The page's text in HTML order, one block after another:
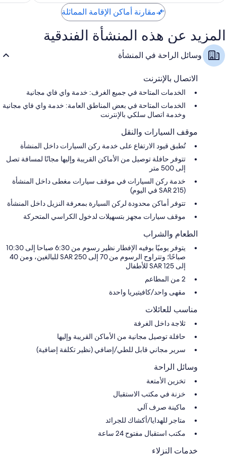
مقارنة أماكن الإقامة المماثلة
المزيد عن هذه المنشأة الفندقية
وسائل الراحة في المنشأة
الاتصال بالإنترنت
الخدمات المتاحة في جميع الغرف: خدمة واي فاي مجانية
الخدمات المتاحة في بعض المناطق العامة: خدمة واي فاي مجانية
وخدمة اتصال سلكي بالإنترنت
موقف السيارات والنقل
تُطبق قيود الارتفاع على خدمة ركن السيارات داخل المنشأة
تتوفر حافلة توصيل من الأماكن القريبة وإليها مجانًا لمسافة تصل
إلى 500 متر
خدمة ركن السيارات في موقف سيارات مغطى داخل المنشأة
(SAR 215 في اليوم)
تتوفر أماكن محدودة لركن السيارة بمعرفة النزيل داخل المنشأة
موقف سيارات مجهز بتسهيلات لدخول الكراسي المتحركة
الطعام والشراب
يتوفر يوميًا بوفيه الإفطار نظير رسوم من 6:30 صباحا إلى 10:30
صباحًا؛ وتتراوح الرسوم من 70 إلى 250 SAR للبالغين، ومن 40
إلى 125 SAR للأطفال
2 من المطاعم
مقهى واحد/كافيتيريا واحدة
مناسب للعائلات
ثلاجة داخل الغرفة
حافلة توصيل مجانية من الأماكن القريبة وإليها
سرير مجاني قابل للطي/إضافي (نظير تكلفة إضافية)
وسائل الراحة
تخزين الأمتعة
خزنة في مكتب الاستقبال
ماكينة صرف آلي
متاجر للهدايا/أكشاك للجرائد
مكتب استقبال مفتوح 24 ساعة
خدمات النزلاء